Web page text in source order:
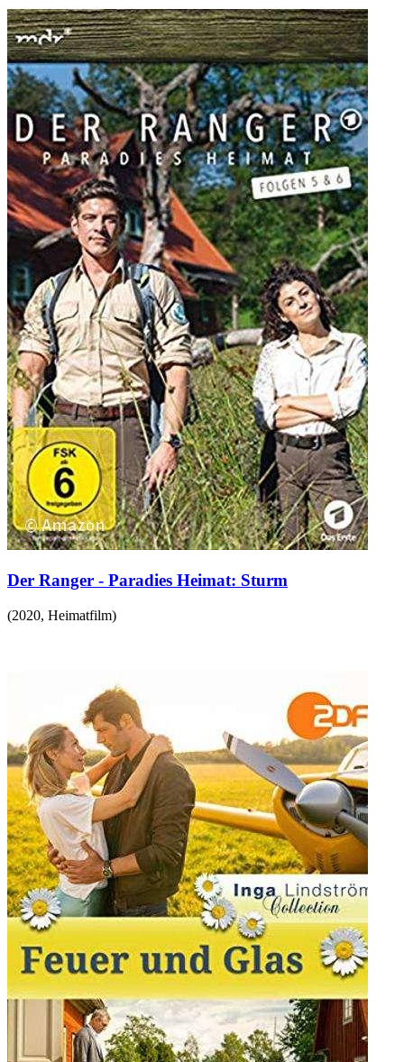
Der Ranger - Paradies Heimat: Sturm
(2020, Heimatfilm)